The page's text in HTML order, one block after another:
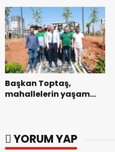
Başkan Toptaş,
mahallelerin yaşam
YORUM YAP